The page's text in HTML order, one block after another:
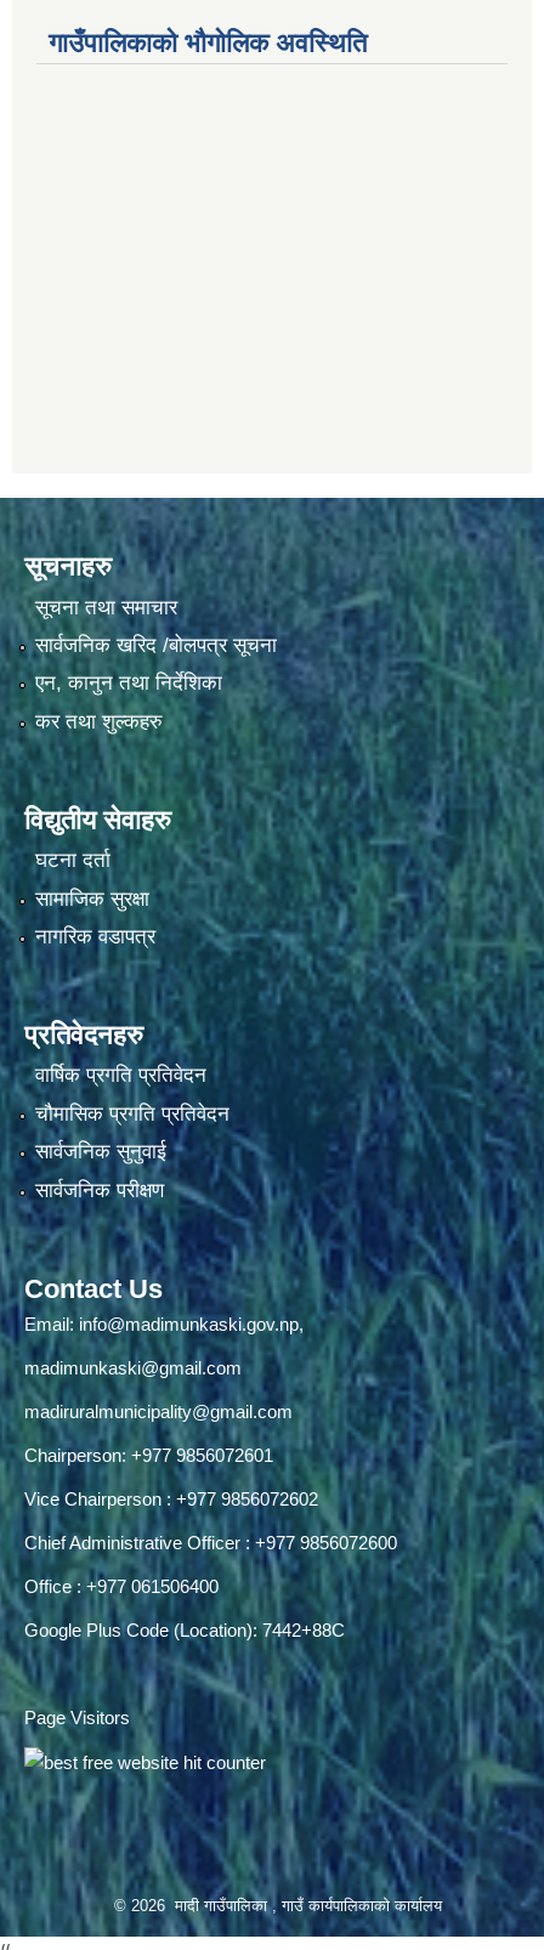
गाउँपालिकाको भौगोलिक अवस्थिति
सूचनाहरु
सूचना तथा समाचार
सार्वजनिक खरिद /बोलपत्र सूचना
एन, कानुन तथा निर्देशिका
कर तथा शुल्कहरु
विद्युतीय सेवाहरु
घटना दर्ता
सामाजिक सुरक्षा
नागरिक वडापत्र
प्रतिवेदनहरु
वार्षिक प्रगति प्रतिवेदन
चौमासिक प्रगति प्रतिवेदन
सार्वजनिक सुनुवाई
सार्वजनिक परीक्षण
Contact Us
Email: info@madimunkaski.gov.np,
madimunkaski@gmail.com
madiruralmunicipality@gmail.com
Chairperson: +977 9856072601
Vice Chairperson : +977 9856072602
Chief Administrative Officer : +977 9856072600
Office : +977 061506400
Google Plus Code (Location): 7442+88C
Page Visitors
© 2026 मादी गाउँपालिका , गाउँ कार्यपालिकाको कार्यालय